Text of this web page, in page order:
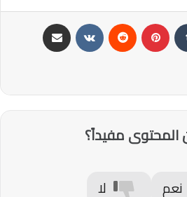
مفيداً؟
نعم لا